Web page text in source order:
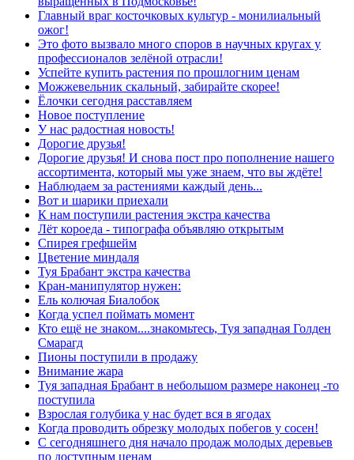
Главный враг косточковых культур - монилиальный
ожог!
Это фото вызвало много споров в научных кругах у
профессионалов зелёной отрасли!
Успейте купить растения по прошлогним ценам
Можжевельник скальный, забирайте скорее!
Ёлочки сегодня расставляем
Новое поступление
У нас радостная новость!
Дорогие друзья!
Дорогие друзья! И снова пост про пополнение нашего
ассортимента, который мы уже знаем, что вы ждёте!
Наблюдаем за растениями каждый день...
Вот и шарики приехали
К нам поступили растения экстра качества
Лёт короеда - типографа объявляю открытым
Спирея грефшейм
Цветение миндаля
Туя Брабант экстра качества
Кран-манипулятор нужен:
Ель колючая Биалобок
Когда успел поймать момент
Кто ещё не знаком....знакомьтесь, Туя западная Голден
Смарагд
Пионы поступили в продажу
Внимание жара
Туя западная Брабант в небольшом размере наконец -то
поступила
Взрослая голубика у нас будет вся в ягодах
Когда проводить обрезку молодых побегов у сосен!
С сегодняшнего дня начало продаж молодых деревьев
по доступным ценам